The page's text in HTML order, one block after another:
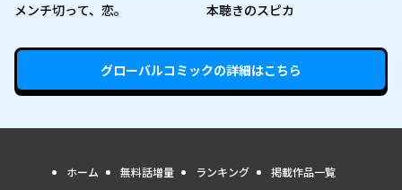
メンチ切って、恋。 本聴きのスピカ
グローバルコミックの詳細はこちら
ホーム 無料話増量 ランキング 掲載作品一覧